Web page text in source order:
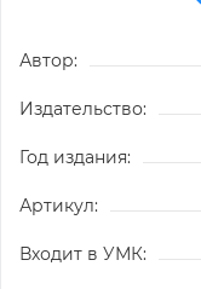
Автор:
Издательство:
Год издания:
Артикул:
Входит в УМК: